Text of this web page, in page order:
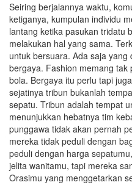
Seiring berjalannya waktu,
ketiganya, kumpulan individu
lantang ketika pasukan tridatu
melakukan hal yang sama.
untuk bersuara. Ada saja
bergaya. Fashion memang
bola. Bergaya itu perlu tapi
sejatinya tribun bukanlah
sepatu. Tribun adalah tempat
menunjukkan hebatnya tim
punggawa tidak akan pernah
mereka tidak peduli dengan
peduli dengan harga
jelita wanitamu, tapi mereka
Orasimu yang menggetarkan